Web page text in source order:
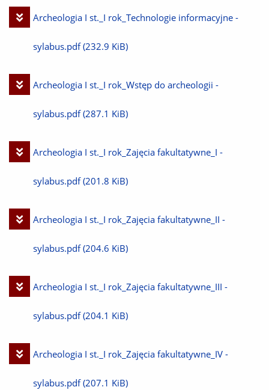
Pobierz
plik
Archeologia I st._I rok_Technologie informacyjne -
sylabus.pdf (232.9 KiB)
Pobierz
plik
Archeologia I st._I rok_Wstęp do archeologii -
sylabus.pdf (287.1 KiB)
Pobierz
plik
Archeologia I st._I rok_Zajęcia fakultatywne_I -
sylabus.pdf (201.8 KiB)
Pobierz
plik
Archeologia I st._I rok_Zajęcia fakultatywne_II -
sylabus.pdf (204.6 KiB)
Pobierz
plik
Archeologia I st._I rok_Zajęcia fakultatywne_III -
sylabus.pdf (204.1 KiB)
Pobierz
plik
Archeologia I st._I rok_Zajęcia fakultatywne_IV -
sylabus.pdf (207.1 KiB)